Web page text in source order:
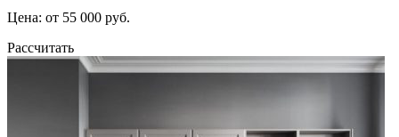
Цена: от 55 000 руб.
Рассчитать